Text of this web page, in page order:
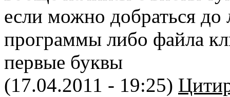
если можно добраться до
программы либо файла
первые буквы
(17.04.2011 - 19:25)